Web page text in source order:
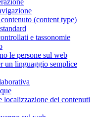
(content type)
e tassonomie
le persone sul web
un linguaggio semplice
localizzazione dei contenuti